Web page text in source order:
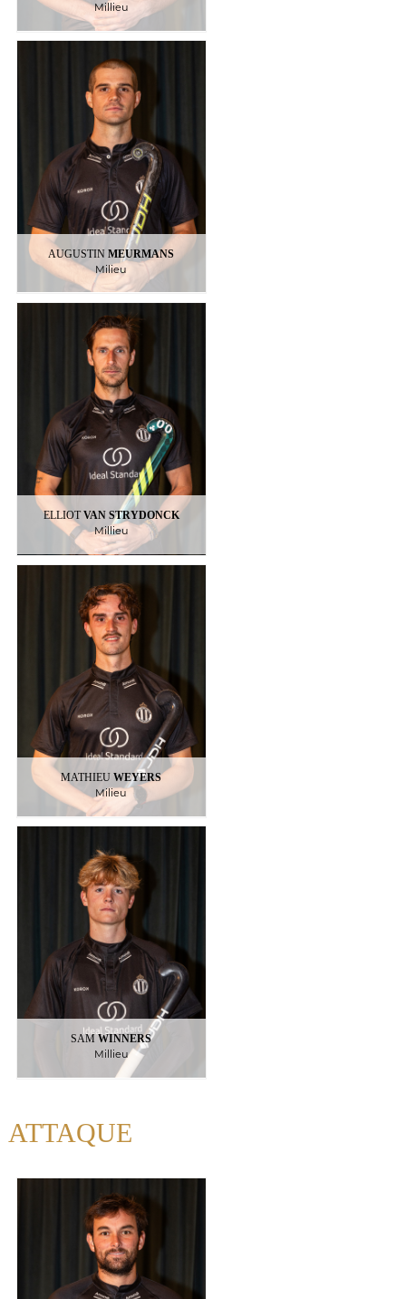
Millieu
AUGUSTINMEURMANS
Milieu
AUGUSTIN
MEURMANS
Milieu
14
: Belgique
Palmarès
:
Champion de Belgique,
Champion du Monde,
Champion Olympique
ELLIOTVAN STRYDONCK
Millieu
ELLIOT
VAN STRYDONCK
Millieu
29
MATHIEUWEYERS
Milieu
MATHIEU
WEYERS
Milieu
15
Palmarès
Champion de Belgique (Racing)
SAMWINNERS
Millieu
WINNERS
Millieu
17
ATTAQUE
ALEXIS
CAYPHAS
Attaquant
13
: Belgique
Palmarès